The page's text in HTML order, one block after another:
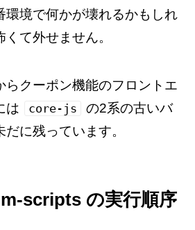
環境で何かが壊れるかもしれ
て外せません。
らクーポン機能のフロントエ
は
core-js
の2系の古いバ
に残っています。
scripts の実行順序